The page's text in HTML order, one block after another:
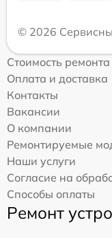
© 2026
Стоимость ремонта
Оплата и доставка
Контакты
Вакансии
О компании
Ремонтируемые
Наши услуги
Согласие на
Способы оплаты
Ремонт